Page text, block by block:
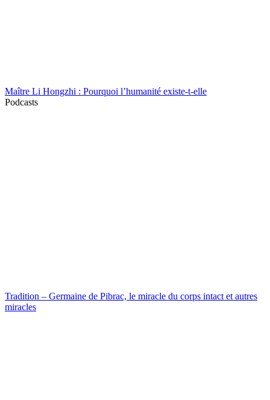
Maître Li Hongzhi : Pourquoi l’humanité existe-t-elle
Podcasts
Tradition – Germaine de Pibrac, le miracle du corps intact et autres
miracles